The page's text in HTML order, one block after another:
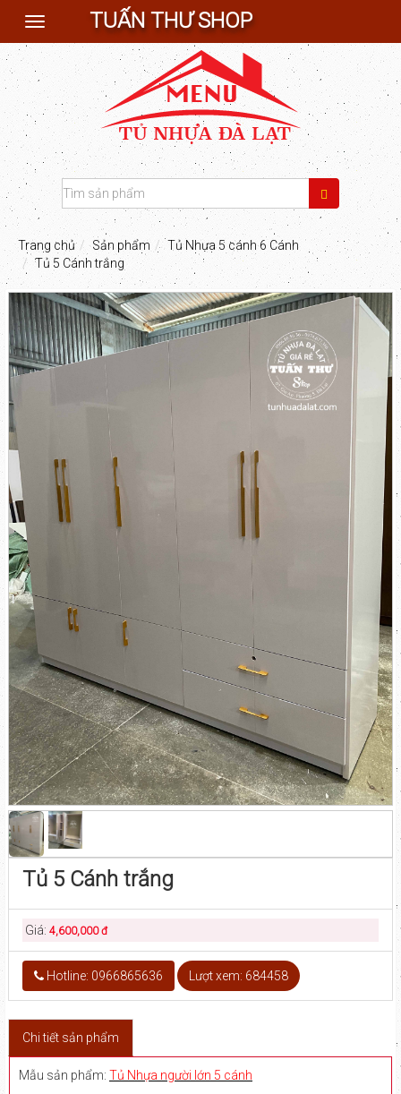
Toggle
navigation
TUẤN THƯ SHOP
Trang chủ Sản phẩm
Tủ Nhựa 5 cánh 6 Cánh
Tủ 5 Cánh trắng
Tủ 5 Cánh trắng
Giá: 4,600,000 đ
Hotline: 0966865636 Lượt xem: 684458
Chi tiết sản phẩm
Mẫu sản phẩm: Tủ Nhựa người lớn 5 cánh